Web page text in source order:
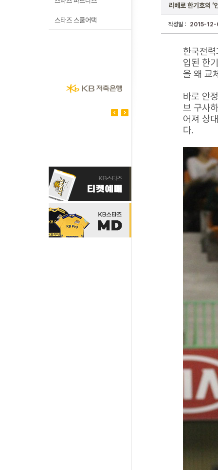
스타즈 스쿨어택
리베로 한기호의 ‘
작성일 : 2015-12-
한국전
입된 한
을 왜 교
바로 안
브 구사
어져 상
다.